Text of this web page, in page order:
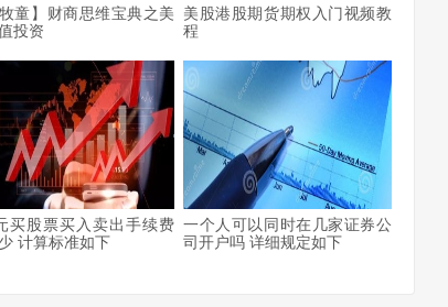
牧童】财商思维宝典之美
投资
美股港股期货期权入门视频教
程
买股票买入卖出手续费
计算标准如下
一个人可以同时在几家证券公
司开户吗 详细规定如下